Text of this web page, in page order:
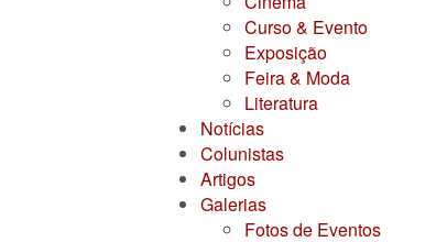
Curso & Evento
Exposição
Feira & Moda
Literatura
Notícias
Colunistas
Artigos
Galerias
Fotos de Eventos